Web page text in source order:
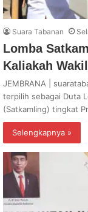
Suara Tabanan
Lomba
Kaliakah
JEMBRANA |
terpilih sebagai Duta
(Satkamling) tingkat
Selengkapnya »